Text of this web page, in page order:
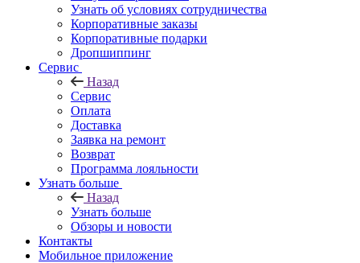
Узнать об условиях сотрудничества
Корпоративные заказы
Корпоративные подарки
Дропшиппинг
Сервис
Назад
Сервис
Оплата
Доставка
Заявка на ремонт
Возврат
Программа лояльности
Узнать больше
Назад
Узнать больше
Обзоры и новости
Контакты
Мобильное приложение